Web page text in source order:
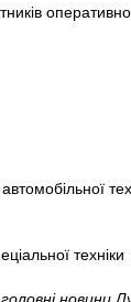
техніки
новини